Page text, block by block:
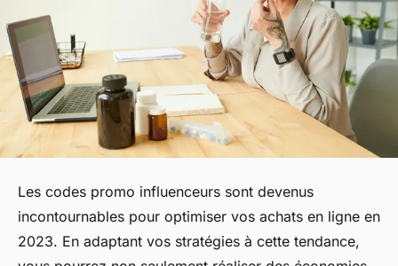
Les codes promo influenceurs sont devenus
incontournables pour optimiser vos achats en ligne en
2023. En adaptant vos stratégies à cette tendance,